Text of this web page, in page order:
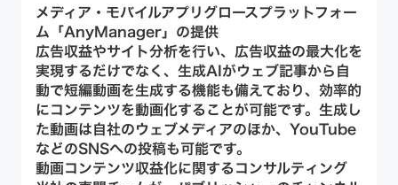
メディア・モバイルアプリグロースプラットフォー
ム「AnyManager」の提供
広告収益やサイト分析を行い、広告収益の最大化を
実現するだけでなく、生成AIがウェブ記事から自
動で短編動画を生成する機能も備えており、効率的
にコンテンツを動画化することが可能です。生成し
た動画は自社のウェブメディアのほか、YouTube
などのSNSへの投稿も可能です。
動画コンテンツ収益化に関するコンサルティング